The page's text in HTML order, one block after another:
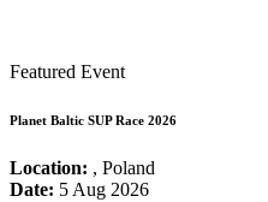
Featured Event
Planet Baltic SUP Race 2026
Location: , Poland
Date: 5 Aug 2026